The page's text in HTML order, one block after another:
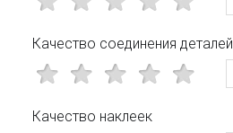
Качество соединения деталей
Качество наклеек